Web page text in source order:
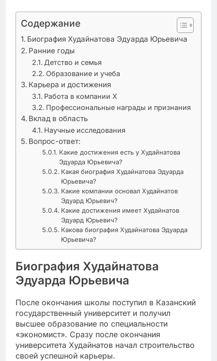
Содержание
Биография Худайнатова Эдуарда Юрьевича
Ранние годы
Детство и семья
Образование и учеба
Карьера и достижения
Работа в компании X
Профессиональные награды и признания
Вклад в область
Научные исследования
Вопрос-ответ:
Какие достижения есть у Худайнатова
Эдуарда Юрьевича?
Какая биография Худайнатова Эдуарда
Юрьевича?
Какие компании основал Худайнатов
Эдуард Юрьевич?
Какие достижения имеет Худайнатов
Эдуард Юрьевич?
Какова биография Худайнатова Эдуарда
Юрьевича?
Биография Худайнатова
Эдуарда Юрьевича
После окончания школы поступил в Казанский
государственный университет и получил
высшее образование по специальности
«экономист». Сразу после окончания
университета Худайнатов начал строительство
своей успешной карьеры.